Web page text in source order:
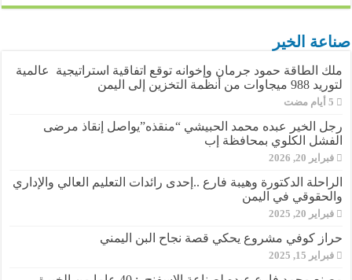
صناعة الخير
ملك الطاقة حمود جرمان وإخوانه توقع اتفاقية استراتيجية عالمية
لتوريد 988 ميجاوات من أنظمة التخزين إلى اليمن
رجل الخير عبده محمد الحبيشي “منقذه”يواصل إنقاذ مرضى
الفشل الكلوي بمحافظة إب
فبراير 20, 2026
الراحلة الدكتورة وهيبة فارع ..إحدى رائدات التعليم العالي والإداري
والحقوقي في اليمن
فبراير 20, 2025
حراز كوفي مشروع يحكي قصة نجاح البن اليمني
فبراير 15, 2025